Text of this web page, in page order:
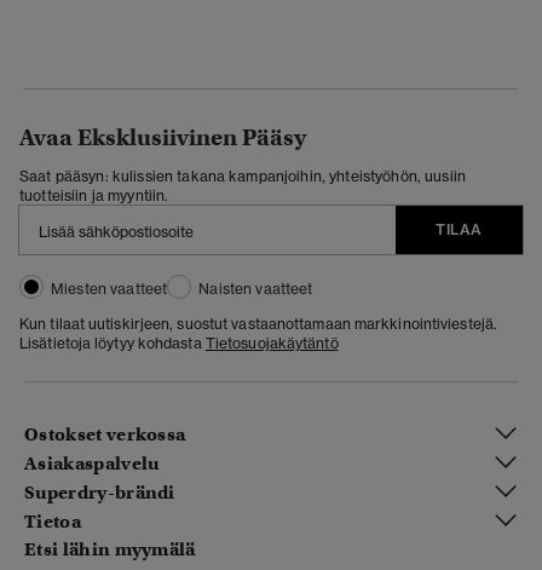
Avaa Eksklusiivinen Pääsy
Saat pääsyn: kulissien takana kampanjoihin, yhteistyöhön, uusiin
tuotteisiin ja myyntiin.
TILAA
Miesten vaatteet
Naisten vaatteet
Kun tilaat uutiskirjeen, suostut vastaanottamaan markkinointiviestejä.
Lisätietoja löytyy kohdasta Tietosuojakäytäntö
Ostokset verkossa
Asiakaspalvelu
Superdry-brändi
Tietoa
Etsi lähin myymälä